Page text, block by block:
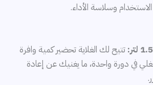
وسلاسة الأداء.
تتيح لك الغلاية تحضير كمية وافرة
في دورة واحدة، ما يغنيك عن إعادة